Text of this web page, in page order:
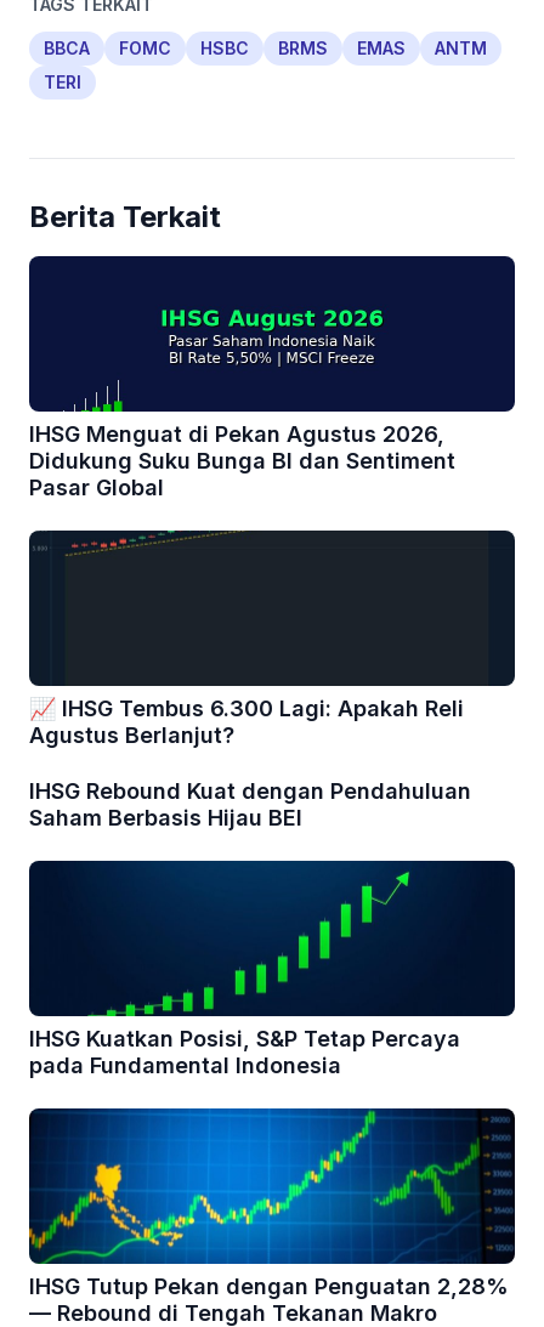
TAGS TERKAIT
BBCA FOMC HSBC BRMS EMAS
ANTM
TERI
Berita Terkait
IHSG Menguat di Pekan Agustus 2026,
Didukung Suku Bunga BI dan Sentiment
Pasar Global
📈 IHSG Tembus 6.300 Lagi: Apakah Reli
Agustus Berlanjut?
IHSG Rebound Kuat dengan Pendahuluan
Saham Berbasis Hijau BEI
IHSG Kuatkan Posisi, S&P Tetap Percaya
pada Fundamental Indonesia
IHSG Tutup Pekan dengan Penguatan 2,28%
— Rebound di Tengah Tekanan Makro